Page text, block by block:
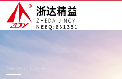
Sensor Case